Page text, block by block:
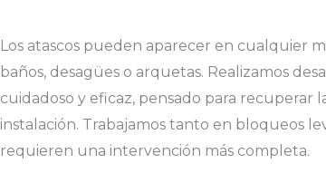
Los atascos pueden aparecer en cualquier
baños, desagües o arquetas. Realizamos
cuidadoso y eficaz, pensado para recuperar
instalación. Trabajamos tanto en bloqueos
requieren una intervención más completa.